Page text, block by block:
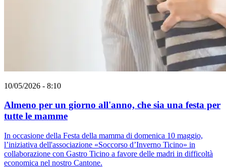
10/05/2026 - 8:10
Almeno per un giorno all'anno, che sia una festa per
tutte le mamme
In occasione della Festa della mamma di domenica 10 maggio,
l’iniziativa dell'associazione «Soccorso d’Inverno Ticino» in
collaborazione con Gastro Ticino a favore delle madri in difficoltà
economica nel nostro Cantone.